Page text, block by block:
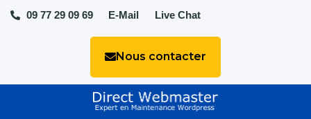
09 77 29 09 69 E-Mail Live Chat
Nous contacter